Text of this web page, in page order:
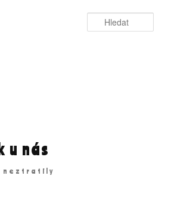
u nás
neztratily